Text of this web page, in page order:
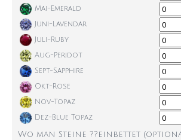
Mai-Emerald
Juni-Lavendar
Juli-Ruby
Aug-Peridot
Sept-Sapphire
Okt-Rose
Nov-Topaz
Dez-Blue Topaz
Wo man Steine ??einbettet